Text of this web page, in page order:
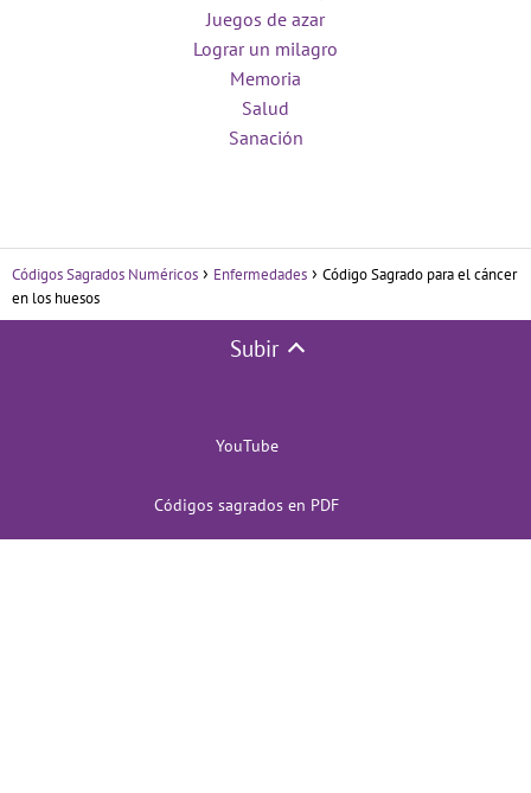
Juegos de azar
Lograr un milagro
Memoria
Salud
Sanación
Códigos Sagrados Numéricos Enfermedades
Código Sagrado para el cáncer
en los huesos
Subir
YouTube
Códigos sagrados en PDF